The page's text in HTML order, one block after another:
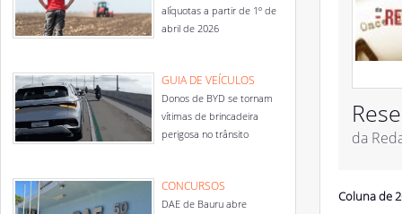
alíquotas a partir de 1º de
abril de 2026
GUIA DE VEÍCULOS
Donos de BYD se tornam
vítimas de brincadeira
perigosa no trânsito
CONCURSOS
DAE de Bauru abre
da
Coluna de